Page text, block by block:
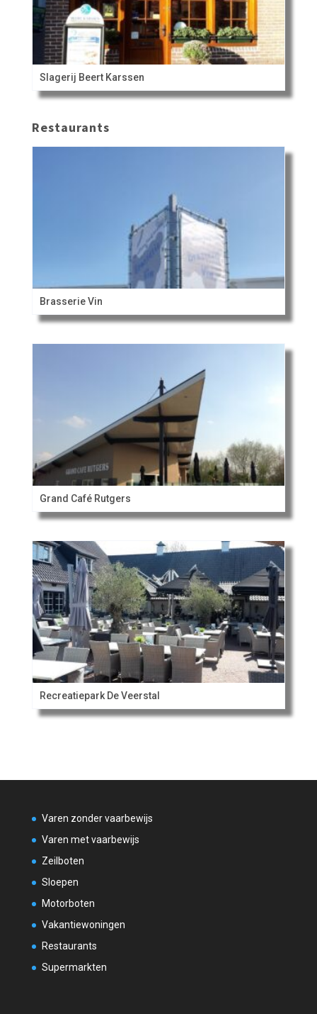
Slagerij Beert Karssen
Restaurants
Brasserie Vin
Grand Café Rutgers
Recreatiepark De Veerstal
Varen zonder vaarbewijs
Varen met vaarbewijs
Zeilboten
Sloepen
Motorboten
Vakantiewoningen
Restaurants
Supermarkten